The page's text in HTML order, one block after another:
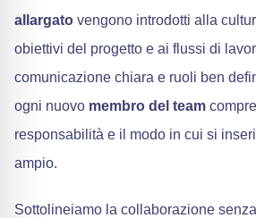
allargato vengono introdotti alla
obiettivi del progetto e ai flussi di
comunicazione chiara e ruoli ben
ogni nuovo membro del team
responsabilità e il modo in cui si
ampio.
Sottolineiamo la collaborazione